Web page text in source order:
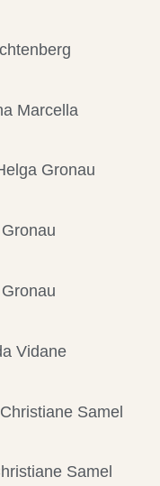
Marcella
Gronau
Vidane
Samel
Samel